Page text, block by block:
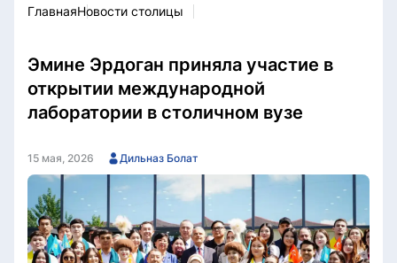
Новости столицы
Политика
Спорт
Культура
Мнение
Видео
Мир
Послание
Служба Комплаенс
ГлавнаяНовости столицы
Эмине Эрдоган приняла участие в
открытии международной
лаборатории в столичном вузе
15 мая, 2026 Дильназ Болат